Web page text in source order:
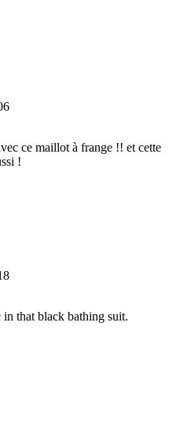
ce maillot à frange !! et cette
!
that black bathing suit.